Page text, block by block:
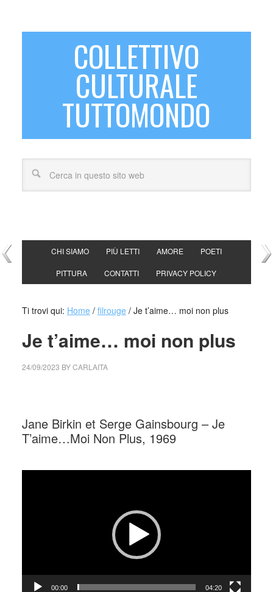
COLLETTIVO
CULTURALE
TUTTOMONDO
CHI SIAMO PIÙ LETTI AMORE POETI
PITTURA CONTATTI PRIVACY POLICY
Ti trovi qui: Home / filrouge /Je t’aime… moi non plus
Je t’aime… moi non plus
24/09/2023 BYCARLAITA
Jane Birkin et Serge Gainsbourg – Je
T’aime…Moi Non Plus, 1969
00:00 04:20